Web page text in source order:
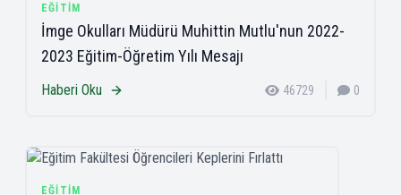
EĞITIM
İmge Okulları Müdürü Muhittin Mutlu'nun 2022-
2023 Eğitim-Öğretim Yılı Mesajı
Haberi Oku 46729 0
EĞITIM